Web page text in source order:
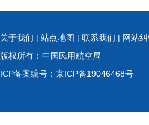
关于我们 | 站点地图 | 联系我们 | 网站
版权所有：中国民用航空局
ICP备案编号：京ICP备19046468号